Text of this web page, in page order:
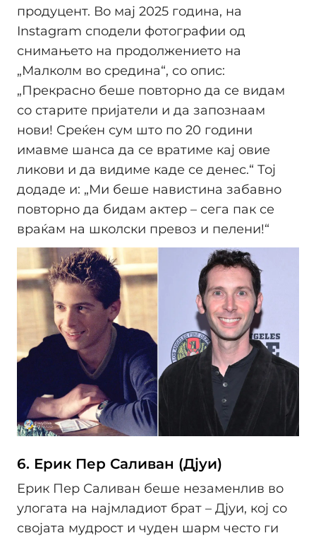
продуцент. Во мај 2025 година, на
Instagram сподели фотографии од
снимањето на продолжението на
„Малколм во средина“, со опис:
„Прекрасно беше повторно да се видам
со старите пријатели и да запознаам
нови! Среќен сум што по 20 години
имавме шанса да се вратиме кај овие
ликови и да видиме каде се денес.“ Тој
додаде и: „Ми беше навистина забавно
повторно да бидам актер – сега пак се
враќам на школски превоз и пелени!“
6. Ерик Пер Саливан (Дјуи)
Ерик Пер Саливан беше незаменлив во
улогата на најмладиот брат – Дјуи, кој со
својата мудрост и чуден шарм често ги